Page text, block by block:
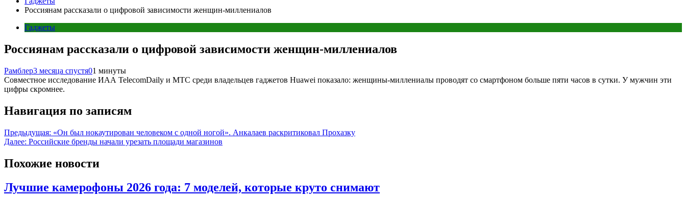
Россиянам рассказали о цифровой зависимости женщин-миллениалов
Гаджеты
Россиянам рассказали о цифровой зависимости женщин-миллениалов
Рамблер3 месяца спустя01 минуты
Совместное исследование ИАА TelecomDaily и МТС среди владельцев гаджетов Huawei показало: женщины-миллениалы проводят со смартфоном больше пяти часов в сутки. У мужчин эти
цифры скромнее.
Навигация по записям
Предыдущая: «Он был нокаутирован человеком с одной ногой». Анкалаев раскритиковал Прохазку
Далее: Российские бренды начали урезать площади магазинов
Похожие новости
Лучшие камерофоны 2026 года: 7 моделей, которые круто снимают